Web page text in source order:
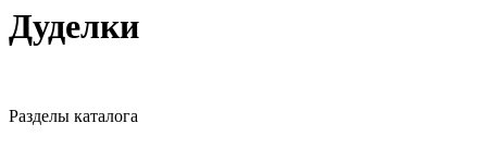
Дуделки
Разделы каталога